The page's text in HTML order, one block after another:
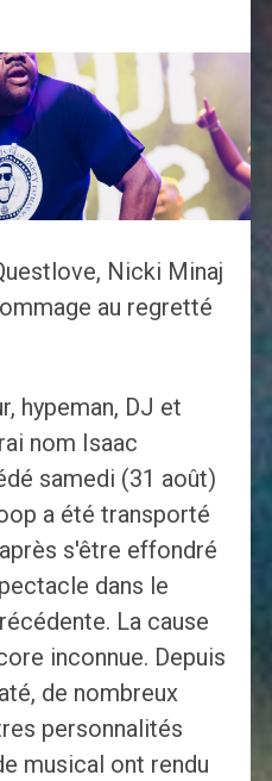
Nicki Minaj
au regretté
hypeman, DJ et
nom Isaac
samedi (31 août)
a été transporté
s'être effondré
dans le
La cause
inconnue. Depuis
de nombreux
personnalités
musical ont rendu